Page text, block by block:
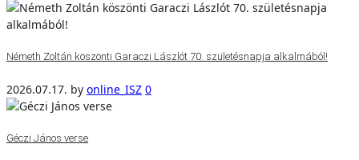
Németh Zoltán köszönti Garaczi Lászlót 70. születésnapja alkalmából!
2026.07.17. by online_ISZ 0
Géczi János verse